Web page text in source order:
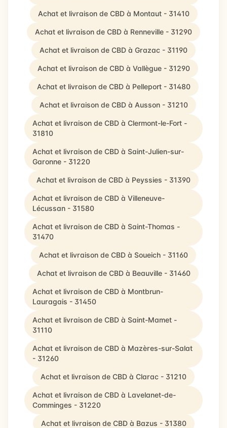
Achat et livraison de CBD à Montaut - 31410
Achat et livraison de CBD à Renneville - 31290
Achat et livraison de CBD à Grazac - 31190
Achat et livraison de CBD à Vallègue - 31290
Achat et livraison de CBD à Pelleport - 31480
Achat et livraison de CBD à Ausson - 31210
Achat et livraison de CBD à Clermont-le-Fort -
31810
Achat et livraison de CBD à Saint-Julien-sur-
Garonne - 31220
Achat et livraison de CBD à Peyssies - 31390
Achat et livraison de CBD à Villeneuve-
Lécussan - 31580
Achat et livraison de CBD à Saint-Thomas -
31470
Achat et livraison de CBD à Soueich - 31160
Achat et livraison de CBD à Beauville - 31460
Achat et livraison de CBD à Montbrun-
Lauragais - 31450
Achat et livraison de CBD à Saint-Mamet -
31110
Achat et livraison de CBD à Mazères-sur-Salat
- 31260
Achat et livraison de CBD à Clarac - 31210
Achat et livraison de CBD à Lavelanet-de-
Comminges - 31220
Achat et livraison de CBD à Bazus - 31380